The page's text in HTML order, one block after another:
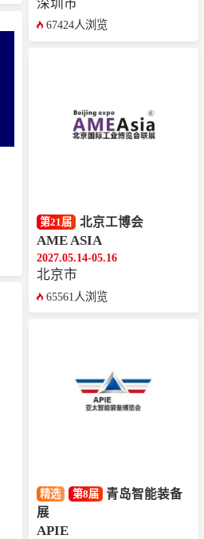
深圳市
67424人浏览
第21届 北京工博会
AME ASIA
2027.05.14-05.16
北京市
65561人浏览
精选 第8届
青岛智能装备
展
APIE